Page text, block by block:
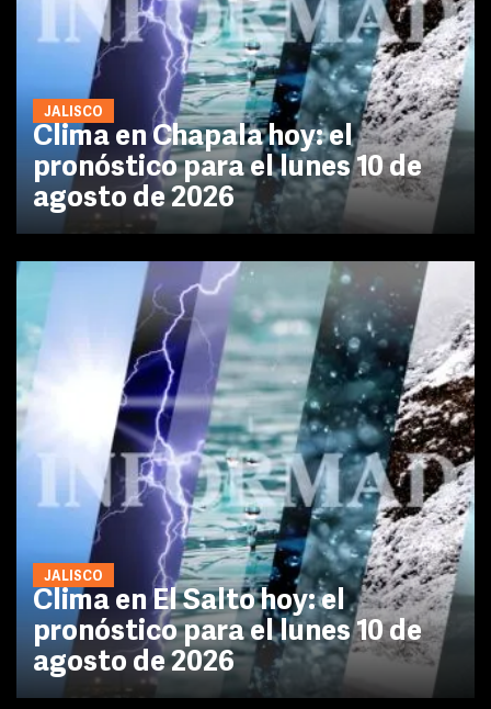
JALISCO
Clima en Chapala hoy: el
pronóstico para el lunes 10 de
agosto de 2026
JALISCO
Clima en El Salto hoy: el
pronóstico para el lunes 10 de
agosto de 2026